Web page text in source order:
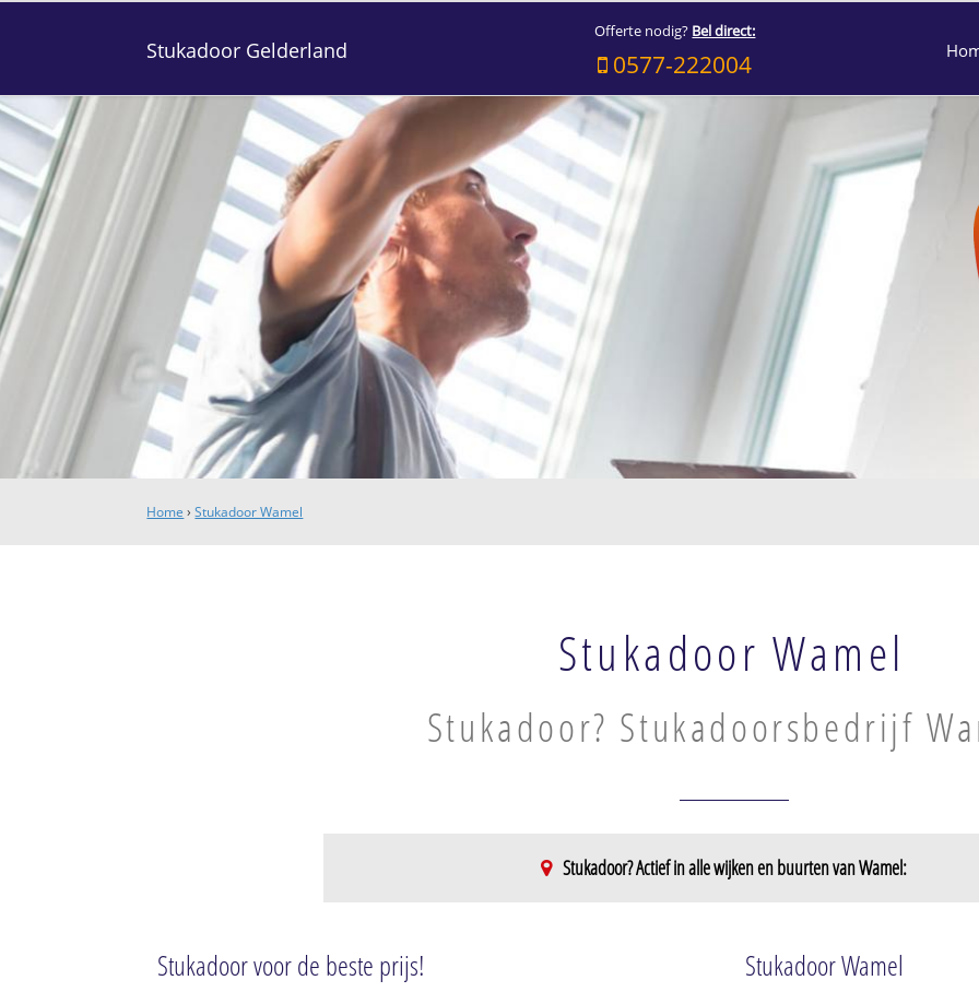
Stukadoor Gelderland
Offerte nodig? Bel direct:
0577-222004
Home ›Stukadoor Wamel
Stukadoor Wamel
Stukadoor? Stukadoorsbedrijf
Stukadoor? Actief in alle wijken en buurten van Wamel:
Stukadoor voor de beste prijs! Stukadoor Wamel